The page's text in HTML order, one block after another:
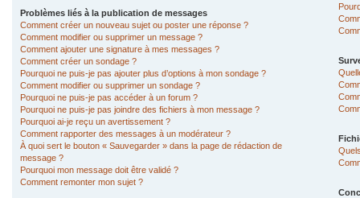
Problèmes liés à la publication de messages
Comment créer un nouveau sujet ou poster une réponse ?
Comment modifier ou supprimer un message ?
Comment ajouter une signature à mes messages ?
Comment créer un sondage ?
Pourquoi ne puis-je pas ajouter plus d’options à mon sondage ?
Comment modifier ou supprimer un sondage ?
Pourquoi ne puis-je pas accéder à un forum ?
Pourquoi ne puis-je pas joindre des fichiers à mon message ?
Pourquoi ai-je reçu un avertissement ?
Comment rapporter des messages à un modérateur ?
À quoi sert le bouton « Sauvegarder » dans la page de rédaction de
message ?
Pourquoi mon message doit être validé ?
Comment remonter mon sujet ?